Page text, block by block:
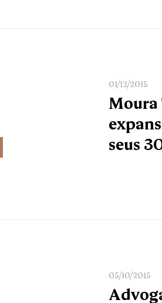
01/12/2015
Moura
seus
05/10/2015